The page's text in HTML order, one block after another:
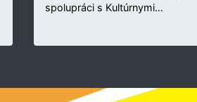
spolupráci s Kultúrnymi…